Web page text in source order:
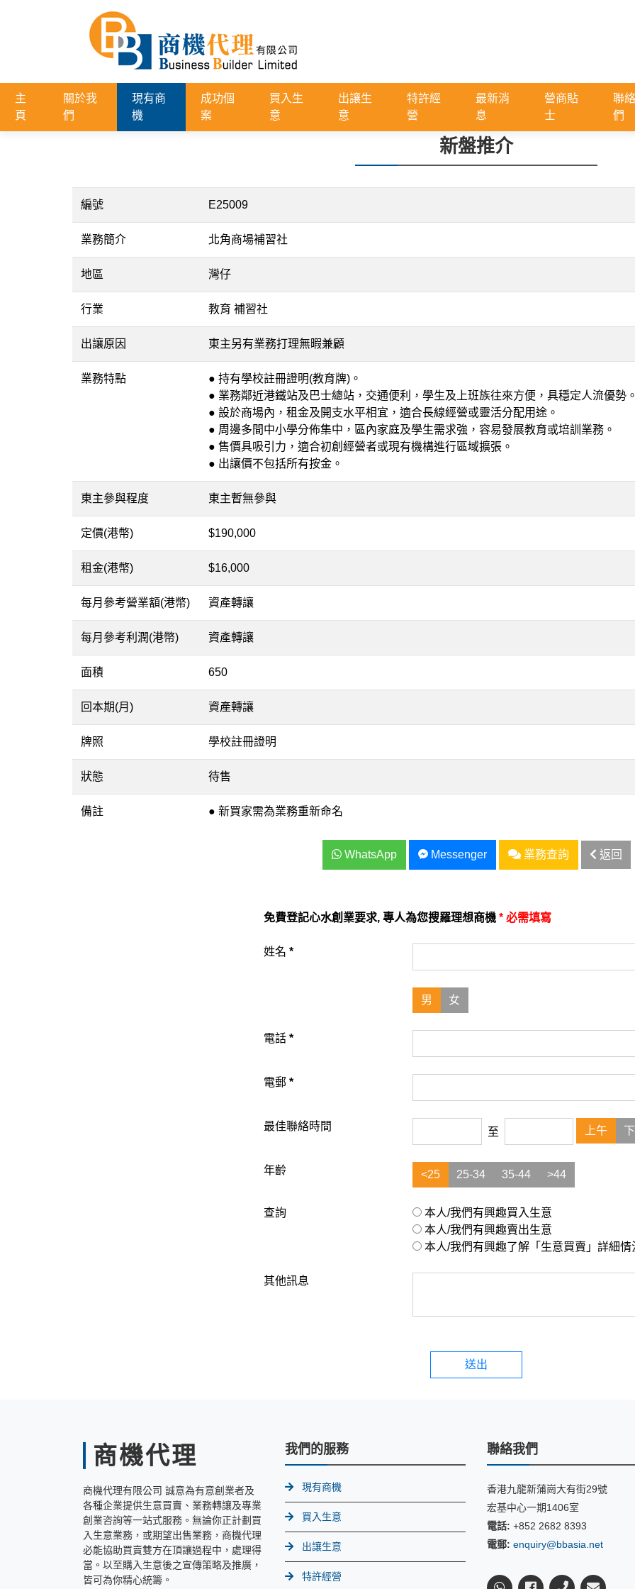
主
頁
關於我
們
現有商
機
成功個
案
買入生
意
出讓生
意
特許經
營
最新消
息
營商貼
士
聯
們
新盤推介
編號 E25009
業務簡介 北角商場補習社
地區 灣仔
行業 教育 補習社
出讓原因 東主另有業務打理無暇兼顧
業務特點
● 持有學校註冊證明(教育牌)。
● 業務鄰近港鐵站及巴士總站，交通便利，學生及上班族往來方便，具穩定人流優勢
● 設於商場內，租金及開支水平相宜，適合長線經營或靈活分配用途。
● 周邊多間中小學分佈集中，區內家庭及學生需求強，容易發展教育或培訓業務。
● 售價具吸引力，適合初創經營者或現有機構進行區域擴張。
● 出讓價不包括所有按金。
東主參與程度 東主暫無參與
定價(港幣) $190,000
租金(港幣) $16,000
每月參考營業額(港幣) 資產轉讓
每月參考利潤(港幣) 資產轉讓
面積 650
回本期(月) 資產轉讓
牌照 學校註冊證明
狀態 待售
備註 ● 新買家需為業務重新命名
WhatsApp Messenger 業務查詢 返回
免費登記心水創業要求, 專人為您搜羅理想商機 * 必需填寫
姓名 *
男 女
電話 *
電郵 *
最佳聯絡時間 至 上午
年齡 <25 25-34 35-44 >44
查詢
本人/我們有興趣買入生意
本人/我們有興趣賣出生意
本人/我們有興趣了解「生意買賣」詳細情
其他訊息
送出
商機代理
商機代理有限公司 誠意為有意創業者及
各種企業提供生意買賣、業務轉讓及專業
創業咨詢等一站式服務。無論你正計劃買
入生意業務，或期望出售業務，商機代理
必能協助買賣雙方在頂讓過程中，處理得
當。以至購入生意後之宣傳策略及推廣，
皆可為你精心統籌。
我們的服務
現有商機
買入生意
出讓生意
特許經營
聯絡我們
香港九龍新蒲崗大有街29號
宏基中心一期1406室
電話: +852 2682 8393
電郵: enquiry@bbasia.net